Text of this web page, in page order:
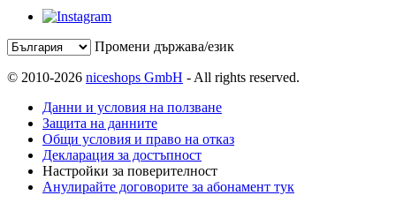
Промени държава/език
© 2010-2026 niceshops GmbH - All rights reserved.
Данни и условия на ползване
Защита на данните
Общи условия и право на отказ
Декларация за достъпност
Настройки за поверителност
Анулирайте договорите за абонамент тук